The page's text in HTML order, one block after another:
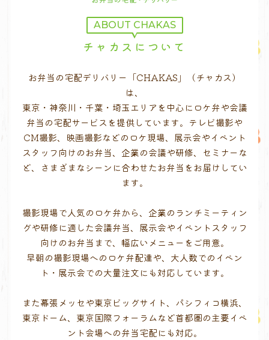
ABOUT CHAKAS
チャカスについて
お弁当の宅配デリバリー「CHAKAS」（チャカス）
は、
東京・神奈川・千葉・埼玉エリアを中心にロケ弁や会議
弁当の宅配サービスを提供しています。テレビ撮影や
CM撮影、映画撮影などのロケ現場、展示会やイベント
スタッフ向けのお弁当、企業の会議や研修、セミナーな
ど、さまざまなシーンに合わせたお弁当をお届けしてい
ます。
撮影現場で人気のロケ弁から、企業のランチミーティン
グや研修に適した会議弁当、展示会やイベントスタッフ
向けのお弁当まで、幅広いメニューをご用意。
早朝の撮影現場へのロケ弁配達や、大人数でのイベン
ト・展示会での大量注文にも対応しています。
また幕張メッセや東京ビッグサイト、パシフィコ横浜、
東京ドーム、東京国際フォーラムなど首都圏の主要イベ
ント会場への弁当宅配にも対応。